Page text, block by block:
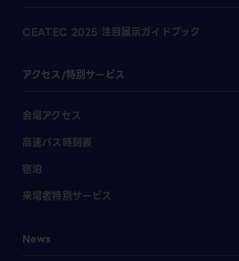
CEATEC 2025 注目展示ガイドブック
アクセス/特別サービス
会場アクセス
高速バス時刻表
宿泊
来場者特別サービス
News